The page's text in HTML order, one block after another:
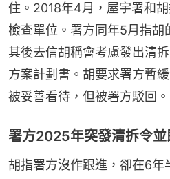
住。2018年4月，屋宇署和
檢查單位。署方同年5月指胡
其後去信胡稱會考慮發出清
方案計劃書。胡要求署方暫
被妥善看待，但被署方駁回。
署方2025年突發清拆令並
胡指署方沒作跟進，卻在6年